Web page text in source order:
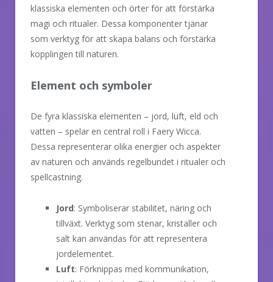
klassiska elementen och örter för att förstärka
magi och ritualer. Dessa komponenter tjänar
som verktyg för att skapa balans och förstärka
kopplingen till naturen.
Element och symboler
De fyra klassiska elementen – jord, luft, eld och
vatten – spelar en central roll i Faery Wicca.
Dessa representerar olika energier och aspekter
av naturen och används regelbundet i ritualer och
spellcastning.
Jord: Symboliserar stabilitet, näring och
tillväxt. Verktyg som stenar, kristaller och
salt kan användas för att representera
jordelementet.
Luft: Förknippas med kommunikation,